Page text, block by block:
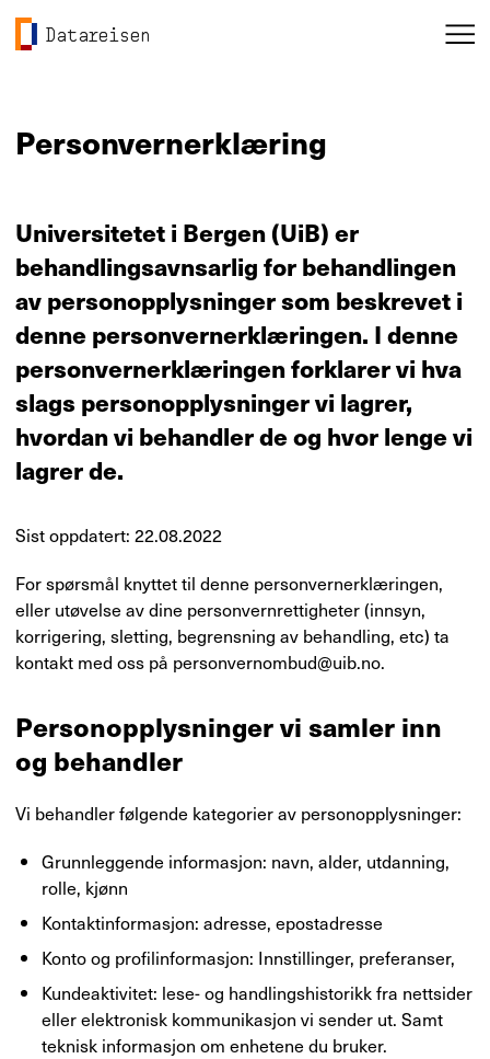
Hopp til hovedinnhold
Gå til forsiden
Datareisen
Personvernerklæring
Universitetet i Bergen (UiB) er
behandlingsavnsarlig for behandlingen
av personopplysninger som beskrevet i
denne personvernerklæringen. I denne
personvernerklæringen forklarer vi hva
slags personopplysninger vi lagrer,
hvordan vi behandler de og hvor lenge vi
lagrer de.
Sist oppdatert: 22.08.2022
For spørsmål knyttet til denne personvernerklæringen,
eller utøvelse av dine personvernrettigheter (innsyn,
korrigering, sletting, begrensning av behandling, etc) ta
kontakt med oss på personvernombud@uib.no.
Personopplysninger vi samler inn
og behandler
Vi behandler følgende kategorier av personopplysninger:
Grunnleggende informasjon: navn, alder, utdanning,
rolle, kjønn
Kontaktinformasjon: adresse, epostadresse
Konto og profilinformasjon: Innstillinger, preferanser,
Kundeaktivitet: lese- og handlingshistorikk fra nettsider
eller elektronisk kommunikasjon vi sender ut. Samt
teknisk informasjon om enhetene du bruker.